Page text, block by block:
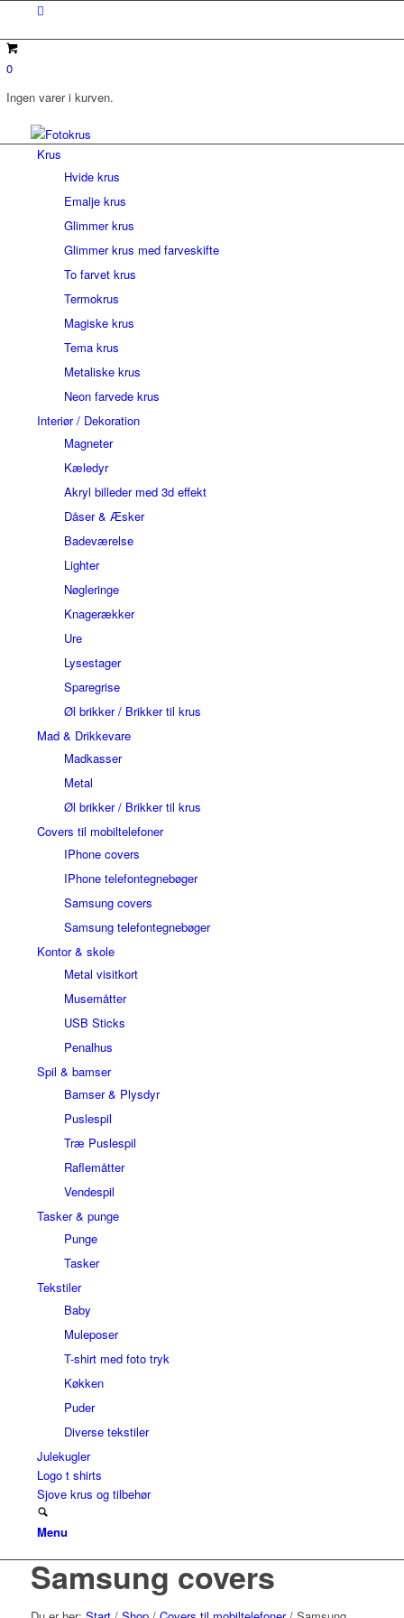
0
Ingen varer i kurven.
Krus
Hvide krus
Emalje krus
Glimmer krus
Glimmer krus med farveskifte
To farvet krus
Termokrus
Magiske krus
Tema krus
Metaliske krus
Neon farvede krus
Interiør / Dekoration
Magneter
Kæledyr
Akryl billeder med 3d effekt
Dåser & Æsker
Badeværelse
Lighter
Nøgleringe
Knagerækker
Ure
Lysestager
Sparegrise
Øl brikker / Brikker til krus
Mad & Drikkevare
Madkasser
Metal
Øl brikker / Brikker til krus
Covers til mobiltelefoner
IPhone covers
IPhone telefontegnebøger
Samsung covers
Samsung telefontegnebøger
Kontor & skole
Metal visitkort
Musemåtter
USB Sticks
Penalhus
Spil & bamser
Bamser & Plysdyr
Puslespil
Træ Puslespil
Raflemåtter
Vendespil
Tasker & punge
Punge
Tasker
Tekstiler
Baby
Muleposer
T-shirt med foto tryk
Køkken
Puder
Diverse tekstiler
Julekugler
Logo t shirts
Sjove krus og tilbehør
Menu
Samsung covers